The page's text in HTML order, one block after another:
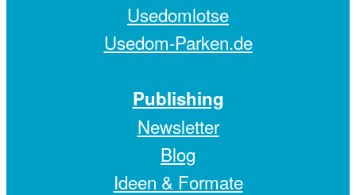
Usedomlotse
Usedom-Parken.de
Publishing
Newsletter
Blog
Ideen & Formate